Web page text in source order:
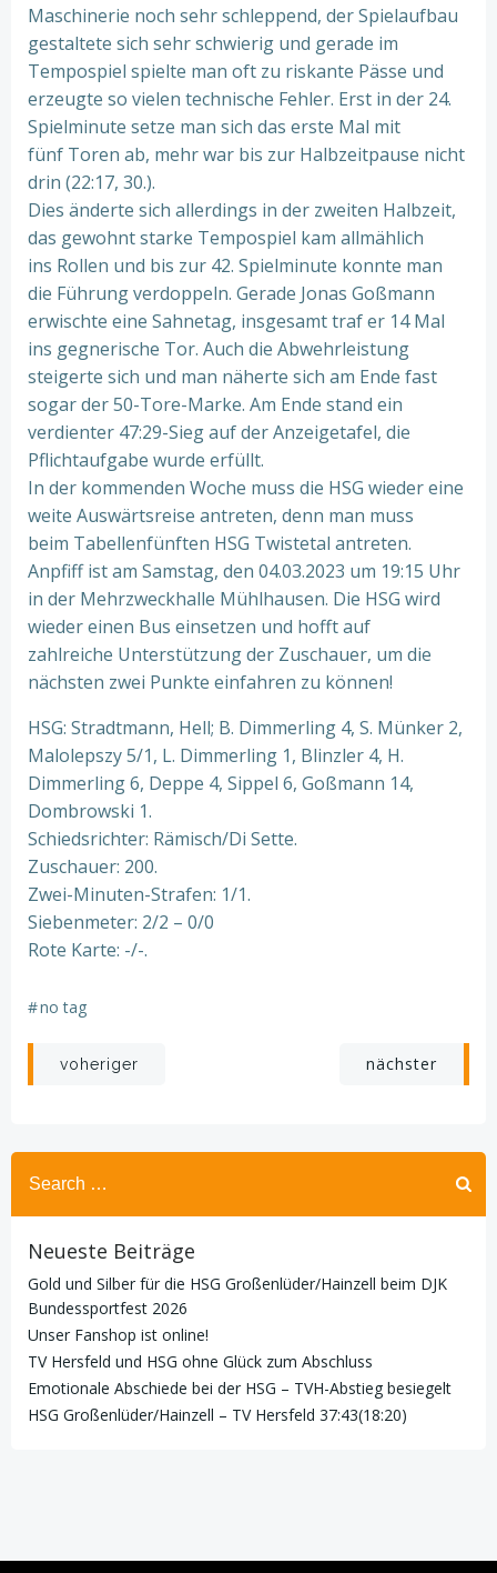
Maschinerie noch sehr schleppend, der Spielaufbau
gestaltete sich sehr schwierig und gerade im
Tempospiel spielte man oft zu riskante Pässe und
erzeugte so vielen technische Fehler. Erst in der 24.
Spielminute setze man sich das erste Mal mit
fünf Toren ab, mehr war bis zur Halbzeitpause nicht
drin (22:17, 30.).
Dies änderte sich allerdings in der zweiten Halbzeit,
das gewohnt starke Tempospiel kam allmählich
ins Rollen und bis zur 42. Spielminute konnte man
die Führung verdoppeln. Gerade Jonas Goßmann
erwischte eine Sahnetag, insgesamt traf er 14 Mal
ins gegnerische Tor. Auch die Abwehrleistung
steigerte sich und man näherte sich am Ende fast
sogar der 50-Tore-Marke. Am Ende stand ein
verdienter 47:29-Sieg auf der Anzeigetafel, die
Pflichtaufgabe wurde erfüllt.
In der kommenden Woche muss die HSG wieder eine
weite Auswärtsreise antreten, denn man muss
beim Tabellenfünften HSG Twistetal antreten.
Anpfiff ist am Samstag, den 04.03.2023 um 19:15 Uhr
in der Mehrzweckhalle Mühlhausen. Die HSG wird
wieder einen Bus einsetzen und hofft auf
zahlreiche Unterstützung der Zuschauer, um die
nächsten zwei Punkte einfahren zu können!
HSG: Stradtmann, Hell; B. Dimmerling 4, S. Münker 2,
Malolepszy 5/1, L. Dimmerling 1, Blinzler 4, H.
Dimmerling 6, Deppe 4, Sippel 6, Goßmann 14,
Dombrowski 1.
Schiedsrichter: Rämisch/Di Sette.
Zuschauer: 200.
Zwei-Minuten-Strafen: 1/1.
Siebenmeter: 2/2 – 0/0
Rote Karte: -/-.
#no tag
Beitragsnavigation
voheriger nächster
Search
for:
Neueste Beiträge
Gold und Silber für die HSG Großenlüder/Hainzell beim DJK
Bundessportfest 2026
Unser Fanshop ist online!
TV Hersfeld und HSG ohne Glück zum Abschluss
Emotionale Abschiede bei der HSG – TVH-Abstieg besiegelt
HSG Großenlüder/Hainzell – TV Hersfeld 37:43(18:20)